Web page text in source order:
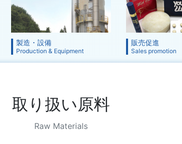
製造・設備
Production & Equipment
販売促進
Sales promotion
取り扱い原料
Raw Materials